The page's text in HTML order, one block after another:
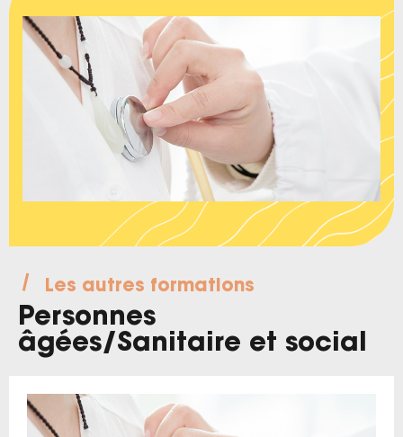
Les autres formations
Personnes
âgées/Sanitaire et social